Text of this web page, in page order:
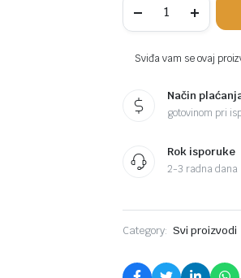
tuš
0065
Sviđa vam se ovaj
Način
gotovinom pri
Rok isporuke
2-3 radna dana
Category: Svi proizvodi